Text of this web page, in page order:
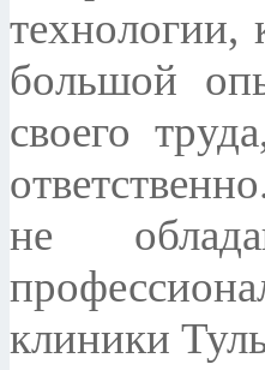
большой
своего
не
клиники